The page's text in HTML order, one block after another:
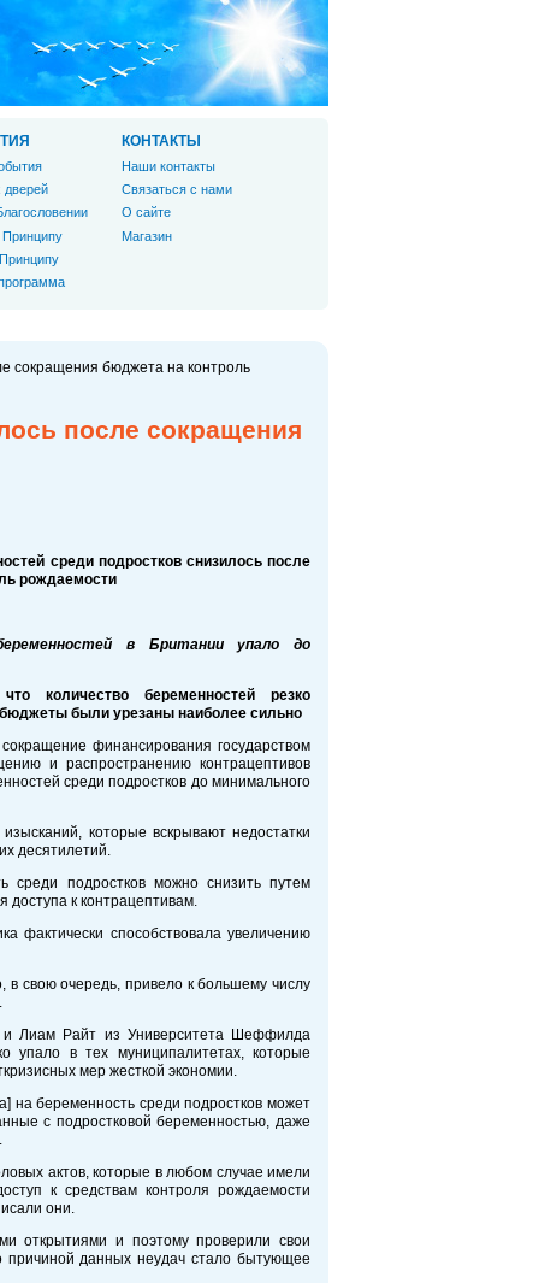
сокращения бюджета на контроль
после сокращения
среди подростков снизилось после
рождаемости
в Британии упало до
количество беременностей резко
бюджеты были урезаны наиболее сильно
финансирования государством
и распространению контрацептивов
среди подростков до минимального
которые вскрывают недостатки
десятилетий.
среди подростков можно снизить путем
доступа к контрацептивам.
фактически способствовала увеличению
свою очередь, привело к большему числу
и Лиам Райт из Университета Шеффилда
упало в тех муниципалитетах, которые
мер жесткой экономии.
на беременность среди подростков может
с подростковой беременностью, даже
.
актов, которые в любом случае имели
к средствам контроля рождаемости
они.
открытиями и поэтому проверили свои
причиной данных неудач стало бытующее
дверей
КОНТАКТЫ
Наши контакты
Связаться с нами
О сайте
Магазин